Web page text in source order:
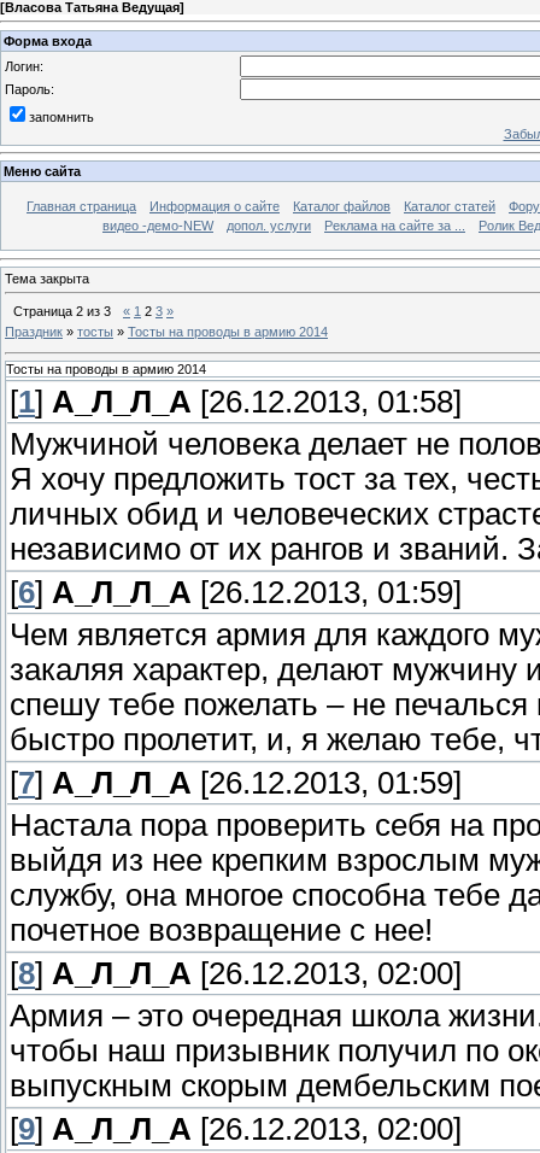
[Власова Татьяна Ведущая]
Форма входа
Логин:
Пароль:
запомнить
Меню сайта
Главная страница Информация о сайте Каталог файлов Каталог статей
видео -демо-NEW
допол. услуги Реклама на сайте за ... Ролик
Тема закрыта
Страница 2 из 3 « 1 2 3 »
Праздник » тосты » Тосты на проводы в армию 2014
Тосты на проводы в армию 2014
[1] А_Л_Л_А [26.12.2013, 01:58]
Мужчиной человека делает не
Я хочу предложить тост за тех,
личных обид и человеческих
независимо от их рангов и званий.
[6] А_Л_Л_А [26.12.2013, 01:59]
Чем является армия для каждого
закаляя характер, делают мужчину
спешу тебе пожелать – не
быстро пролетит, и, я желаю тебе,
[7] А_Л_Л_А [26.12.2013, 01:59]
Настала пора проверить себя на
выйдя из нее крепким взрослым
службу, она многое способна тебе
почетное возвращение с нее!
[8] А_Л_Л_А [26.12.2013, 02:00]
Армия – это очередная школа
чтобы наш призывник получил по
выпускным скорым дембельским
[9] А_Л_Л_А [26.12.2013, 02:00]